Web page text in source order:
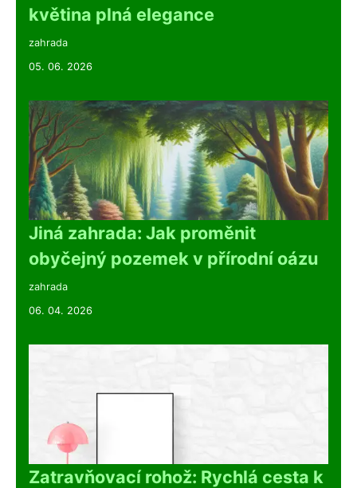
květina plná elegance
zahrada
05. 06. 2026
Jiná zahrada: Jak proměnit
obyčejný pozemek v přírodní oázu
zahrada
06. 04. 2026
Zatravňovací rohož: Rychlá cesta k